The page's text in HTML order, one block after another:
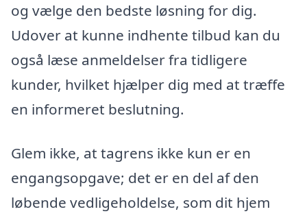
og vælge den bedste løsning for dig.
Udover at kunne indhente tilbud kan du
også læse anmeldelser fra tidligere
kunder, hvilket hjælper dig med at træffe
en informeret beslutning.
Glem ikke, at tagrens ikke kun er en
engangsopgave; det er en del af den
løbende vedligeholdelse, som dit hjem